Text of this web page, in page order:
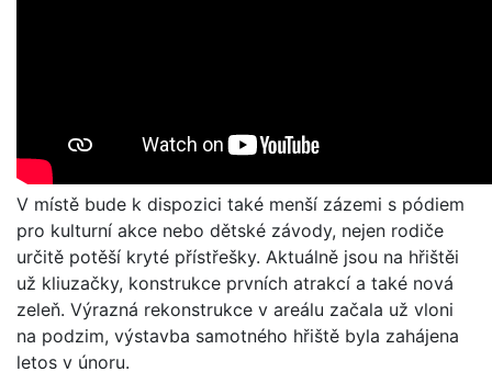
V místě bude k dispozici také menší zázemi s pódiem
pro kulturní akce nebo dětské závody, nejen rodiče
určitě potěší kryté přístřešky. Aktuálně jsou na hřištěi
už kliuzačky, konstrukce prvních atrakcí a také nová
zeleň. Výrazná rekonstrukce v areálu začala už vloni
na podzim, výstavba samotného hřiště byla zahájena
letos v únoru.